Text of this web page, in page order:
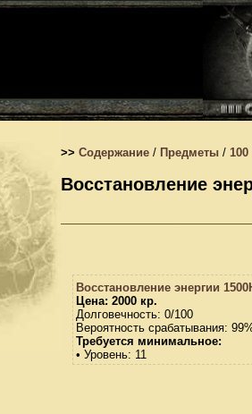
>> Содержание / Предметы / 100
Восстановление
Восстановление энергии
Цена: 2000 кр.
Долговечность: 0/100
Вероятность срабатывания:
Требуется минимальное:
• Уровень: 11